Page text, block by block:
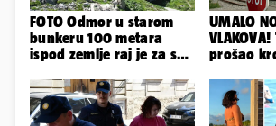
FOTO Odmor u starom
bunkeru 100 metara
ispod zemlje raj je za sva
UMALO
prošao